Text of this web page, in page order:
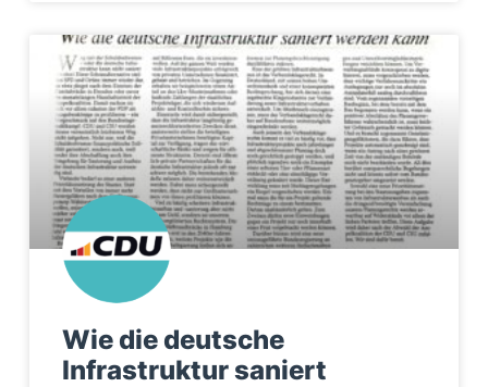
Wie die deutsche
Infrastruktur saniert